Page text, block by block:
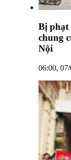
Bị phạt
chung
Nội
06:00,